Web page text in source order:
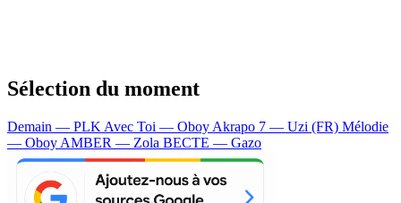
Sélection du moment
Demain — PLK Avec Toi — Oboy Akrapo 7 — Uzi (FR) Mélodie
— Oboy AMBER — Zola BECTE — Gazo